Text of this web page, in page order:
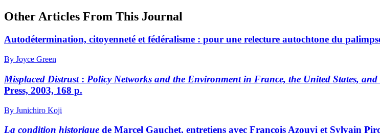
Other Articles From This Journal
Autodétermination, citoyenneté et fédéralisme : pour une relecture autochtone du
By Joyce Green
Misplaced Distrust: Policy Networks and the Environment in France, the United States, and
Press, 2003, 168 p.
By Junichiro Koji
La condition historique de Marcel Gauchet, entretiens avec François Azouvi et Sylvain